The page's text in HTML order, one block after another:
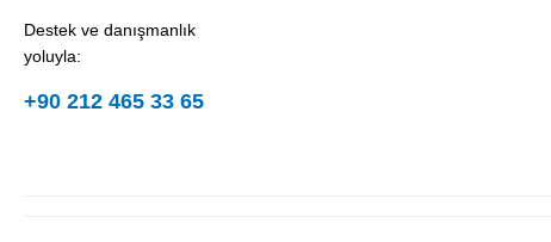
Destek ve danışmanlık
yoluyla:
+90 212 465 33 65